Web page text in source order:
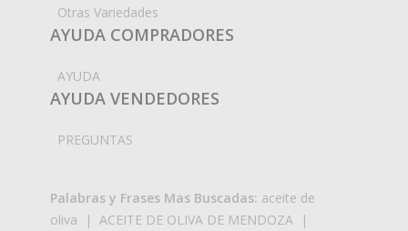
Otras Variedades
AYUDA COMPRADORES
AYUDA
AYUDA VENDEDORES
PREGUNTAS
Palabras y Frases Mas Buscadas: aceite de
oliva | ACEITE DE OLIVA DE MENDOZA |